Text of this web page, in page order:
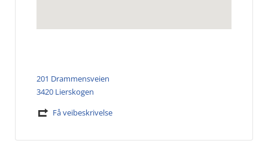
201 Drammensveien
3420 Lierskogen
Få veibeskrivelse